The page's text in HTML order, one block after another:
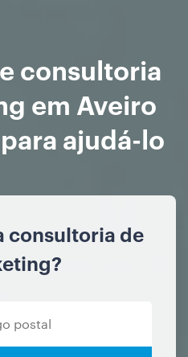
consultoria
em Aveiro
ajudá-lo
consultoria de